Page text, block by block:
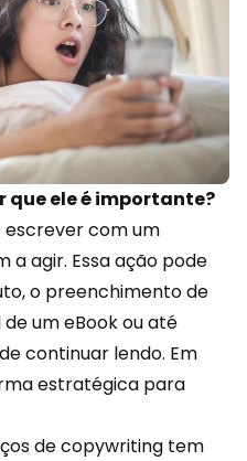
que ele é importante?
com um
a agir. Essa ação pode
o preenchimento de
um eBook ou até
continuar lendo. Em
estratégica para
de copywriting tem